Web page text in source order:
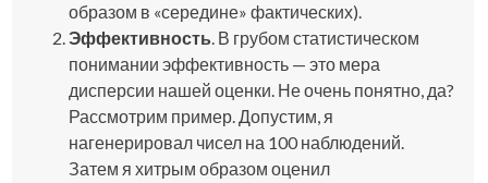
образом в «середине» фактических).
Эффективность. В грубом статистическом
понимании эффективность — это мера
дисперсии нашей оценки. Не очень понятно, да?
Рассмотрим пример. Допустим, я
нагенерировал чисел на 100 наблюдений.
Затем я хитрым образом оценил